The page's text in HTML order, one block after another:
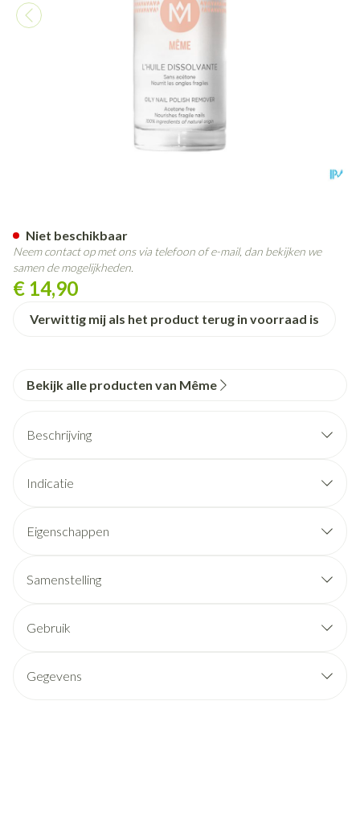
€ 14,90
Verwittig mij als het product terug in voorraad is
Niet beschikbaar
Neem contact op met ons via telefoon of e-mail, dan bekijken we
samen de mogelijkheden.
Bekijk alle producten van Même
Beschrijving
Indicatie
Eigenschappen
Samenstelling
Gebruik
Gegevens